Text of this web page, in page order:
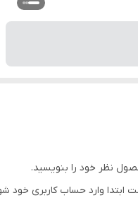
نظر خود را بنویسید.
ابتدا وارد حساب کاربری خود